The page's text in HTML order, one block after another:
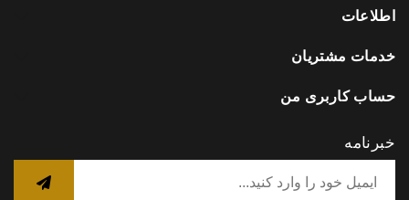
اطلاعات
خدمات مشتریان
حساب کاربری من
خبرنامه